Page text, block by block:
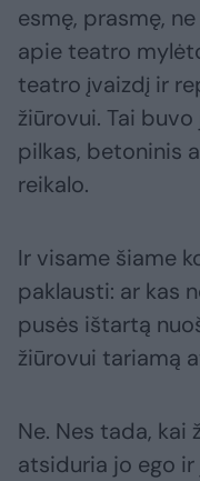
esmę, prasmę,
apie teatro
teatro įvaizdį ir
žiūrovui. Tai
pilkas, betoninis
reikalo.
Ir visame šiame
paklausti: ar kas
pusės ištartą
žiūrovui tariamą
Ne. Nes tada, kai
atsiduria jo ego